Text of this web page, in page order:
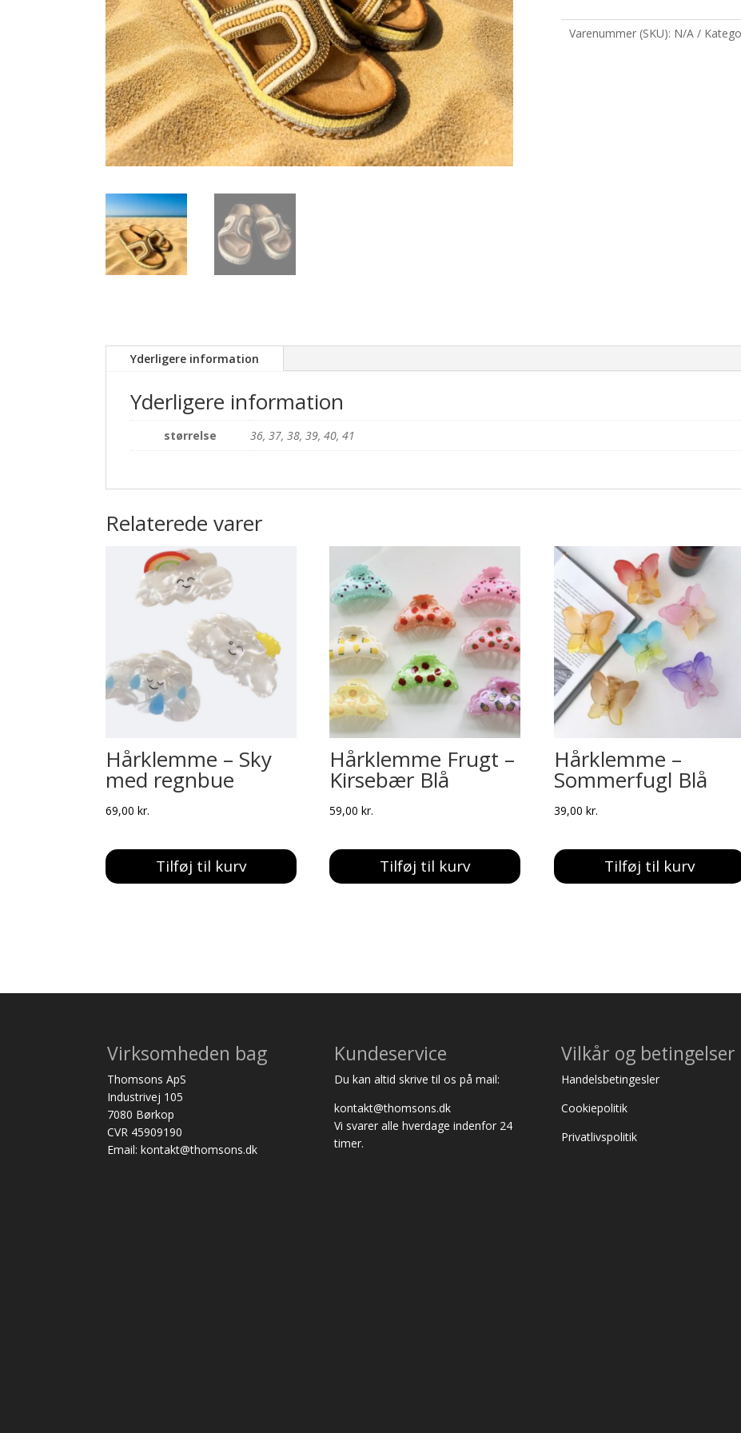
Varenummer (SKU): N/A
Yderligere information
Yderligere information
størrelse 36, 37, 38, 39, 40, 41
Relaterede varer
Hårklemme – Sky
med regnbue
69,00 kr.
Tilføj til kurv
Hårklemme Frugt –
Kirsebær Blå
59,00kr.
Tilføj til kurv
Hårklemme –
Sommerfugl Blå
39,00 kr.
Tilføj til kurv
Virksomheden bag
Thomsons ApS
Industrivej 105
7080 Børkop
CVR 45909190
Email: kontakt@thomsons.dk
Kundeservice
Du kan altid skrive til os på mail:
kontakt@thomsons.dk
Vi svarer alle hverdage indenfor 24
timer.
Vilkår og betingelser
Handelsbetingesler
Cookiepolitik
Privatlivspolitik